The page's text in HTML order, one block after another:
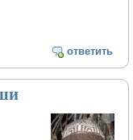
ответить